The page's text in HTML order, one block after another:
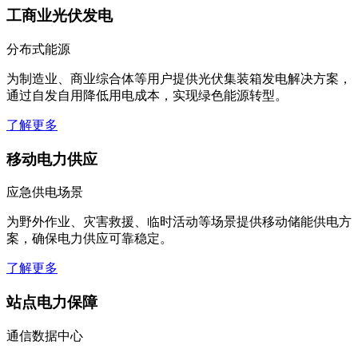
工商业光伏发电
分布式能源
为制造业、商业综合体等用户提供光伏集装箱发电解决方案，
通过自发自用降低用电成本，实现绿色能源转型。
了解更多
移动电力供应
应急供电场景
为野外作业、灾害救援、临时活动等场景提供移动储能供电方
案，确保电力供应可靠稳定。
了解更多
站点电力保障
通信数据中心